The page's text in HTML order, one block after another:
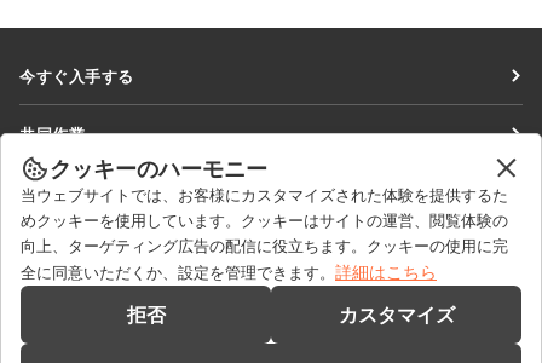
今すぐ入手する
DocSpace
Workspace
コネクター
デスクトップアプリ
モバイルアプリ
共同作業
貢献者向け
翻訳者向け
インフルエンサー向け
求人情報
ニュースを見る
ブログ
ヘルプを得る
フォーラム
セールスに関する質問
sales@onlyoffice.com
クッキーのハーモニー
当ウェブサイトでは、お客様にカスタマイズされた体験を提供するた
めクッキーを使用しています。クッキーはサイトの運営、閲覧体験の
向上、ターゲティング広告の配信に役立ちます。クッキーの使用に完
全に同意いただくか、設定を管理できます。 詳細はこちら
拒否 カスタマイズ